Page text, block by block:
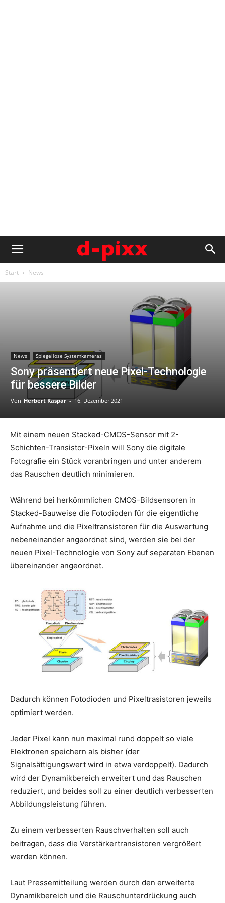
Start News
News Spiegellose Systemkameras
Sony präsentiert neue Pixel-Technologie
für bessere Bilder
Von Herbert Kaspar - 16. Dezember 2021
Mit einem neuen Stacked-CMOS-Sensor mit 2-
Schichten-Transistor-Pixeln will Sony die digitale
Fotografie ein Stück voranbringen und unter anderem
das Rauschen deutlich minimieren.
Während bei herkömmlichen CMOS-Bildsensoren in
Stacked-Bauweise die Fotodioden für die eigentliche
Aufnahme und die Pixeltransistoren für die Auswertung
nebeneinander angeordnet sind, werden sie bei der
neuen Pixel-Technologie von Sony auf separaten Ebenen
übereinander angeordnet.
Dadurch können Fotodioden und Pixeltrasistoren jeweils
optimiert werden.
Jeder Pixel kann nun maximal rund doppelt so viele
Elektronen speichern als bisher (der
Signalsättigungswert wird in etwa verdoppelt). Dadurch
wird der Dynamikbereich erweitert und das Rauschen
reduziert, und beides soll zu einer deutlich verbesserten
Abbildungsleistung führen.
Zu einem verbesserten Rauschverhalten soll auch
beitragen, dass die Verstärkertransistoren vergrößert
werden können.
Laut Pressemitteilung werden durch den erweiterte
Dynamikbereich und die Rauschunterdrückung auch